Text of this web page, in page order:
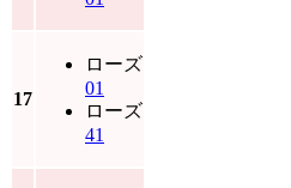
17
ローズ
01
ローズ
41